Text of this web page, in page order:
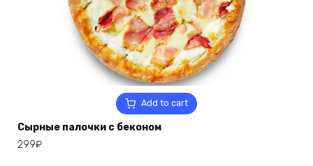
Add to cart
Сырные палочки с беконом
299₽